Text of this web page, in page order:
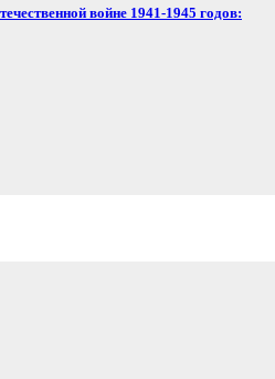
войне 1941-1945 годов: